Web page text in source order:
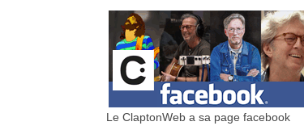
Le ClaptonWeb a sa page facebook